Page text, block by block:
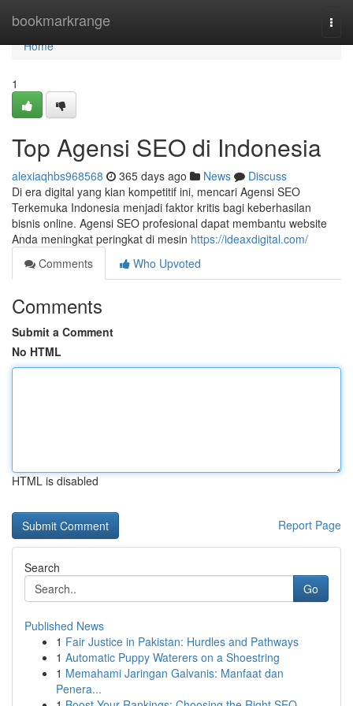
bookmarkrange
Home
Home
1
Top Agensi SEO di Indonesia
alexiaqhbs968568 365 days ago News
Discuss
Di era digital yang kian kompetitif ini, mencari Agensi SEO
Terkemuka Indonesia menjadi faktor kritis bagi keberhasilan
bisnis online. Agensi SEO profesional dapat membantu website
Anda meningkat peringkat di mesin https://ideaxdigital.com/
Comments
Who Upvoted
Comments
Submit a Comment
No HTML
HTML is disabled
Report Page
Search
Go
Published News
1 Fair Justice in Pakistan: Hurdles and Pathways
1 Automatic Puppy Waterers on a Shoestring
1 Memahami Jaringan Galvanis: Manfaat dan
Penera...